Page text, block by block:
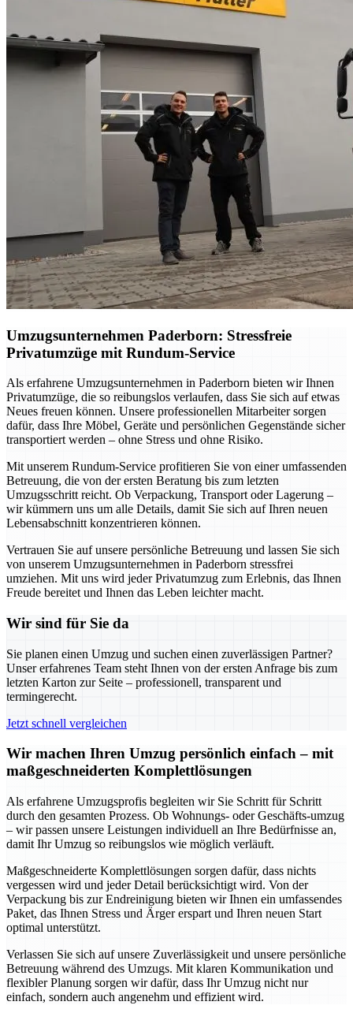
Umzugsunternehmen Paderborn: Stressfreie
Privatumzüge mit Rundum-Service
Als erfahrene Umzugsunternehmen in Paderborn bieten wir Ihnen
Privatumzüge, die so reibungslos verlaufen, dass Sie sich auf etwas
Neues freuen können. Unsere professionellen Mitarbeiter sorgen
dafür, dass Ihre Möbel, Geräte und persönlichen Gegenstände sicher
transportiert werden – ohne Stress und ohne Risiko.
Mit unserem Rundum-Service profitieren Sie von einer umfassenden
Betreuung, die von der ersten Beratung bis zum letzten
Umzugsschritt reicht. Ob Verpackung, Transport oder Lagerung –
wir kümmern uns um alle Details, damit Sie sich auf Ihren neuen
Lebensabschnitt konzentrieren können.
Vertrauen Sie auf unsere persönliche Betreuung und lassen Sie sich
von unserem Umzugsunternehmen in Paderborn stressfrei
umziehen. Mit uns wird jeder Privatumzug zum Erlebnis, das Ihnen
Freude bereitet und Ihnen das Leben leichter macht.
Wir sind für Sie da
Sie planen einen Umzug und suchen einen zuverlässigen Partner?
Unser erfahrenes Team steht Ihnen von der ersten Anfrage bis zum
letzten Karton zur Seite – professionell, transparent und
termingerecht.
Jetzt schnell vergleichen
Wir machen Ihren Umzug persönlich einfach – mit
maßgeschneiderten Komplettlösungen
Als erfahrene Umzugsprofis begleiten wir Sie Schritt für Schritt
durch den gesamten Prozess. Ob Wohnungs- oder Geschäfts-umzug
– wir passen unsere Leistungen individuell an Ihre Bedürfnisse an,
damit Ihr Umzug so reibungslos wie möglich verläuft.
Maßgeschneiderte Komplettlösungen sorgen dafür, dass nichts
vergessen wird und jeder Detail berücksichtigt wird. Von der
Verpackung bis zur Endreinigung bieten wir Ihnen ein umfassendes
Paket, das Ihnen Stress und Ärger erspart und Ihren neuen Start
optimal unterstützt.
Verlassen Sie sich auf unsere Zuverlässigkeit und unsere persönliche
Betreuung während des Umzugs. Mit klaren Kommunikation und
flexibler Planung sorgen wir dafür, dass Ihr Umzug nicht nur
einfach, sondern auch angenehm und effizient wird.